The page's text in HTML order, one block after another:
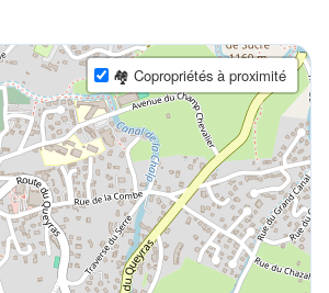
🏘 Copropriétés à proximité